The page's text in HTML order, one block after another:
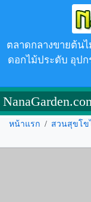
ตลาดกลางขายต้น
ดอกไม้ประดับ อุป
หน้าแรก / สวนสุขโข